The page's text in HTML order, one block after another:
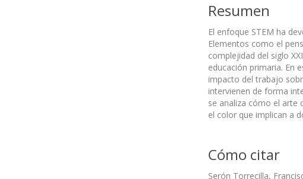
Resumen
El enfoque STEM ha
Elementos como el
complejidad del siglo
educación primaria. En
impacto del trabajo
intervienen de forma
se analiza cómo el arte
el color que implican a
Cómo citar
Serón Torrecilla,